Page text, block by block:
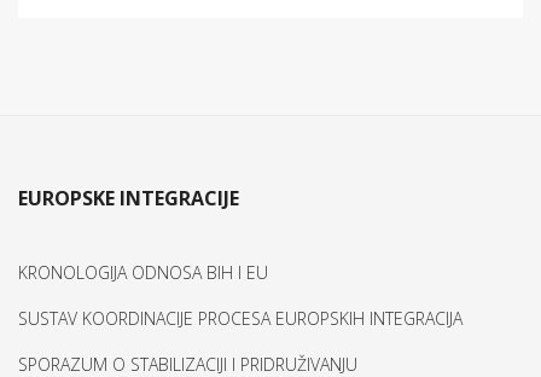
EUROPSKE INTEGRACIJE
KRONOLOGIJA ODNOSA BIH I EU
SUSTAV KOORDINACIJE PROCESA EUROPSKIH INTEGRACIJA
SPORAZUM O STABILIZACIJI I PRIDRUŽIVANJU